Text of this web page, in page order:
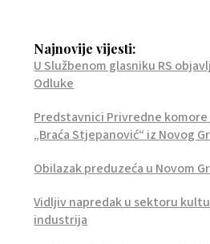
Najnovije vijesti:
U Službenom glasniku RS
Odluke
Predstavnici Privredne
„Braća Stjepanović“ iz Novog
Obilazak preduzeća u Novom
Vidljiv napredak u sektoru
industrija